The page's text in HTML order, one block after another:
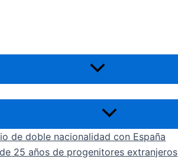
Alternar
Alternar
de doble nacionalidad con España
25 años de progenitores extranjeros